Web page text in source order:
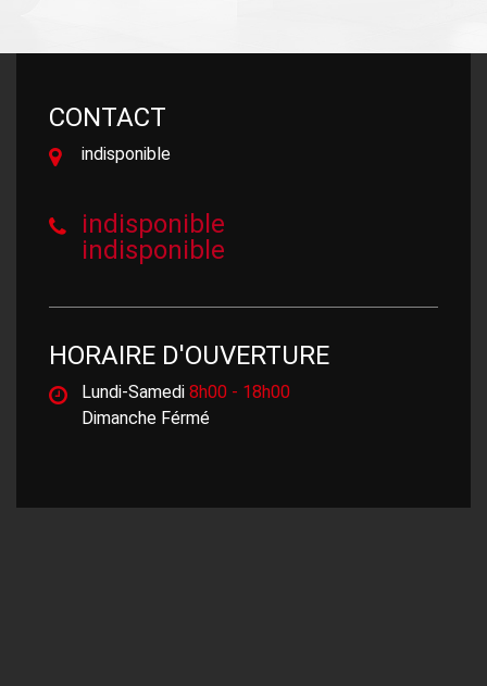
CONTACT
indisponible
indisponible
indisponible
HORAIRE D'OUVERTURE
Lundi-Samedi 8h00 - 18h00
Dimanche Férmé